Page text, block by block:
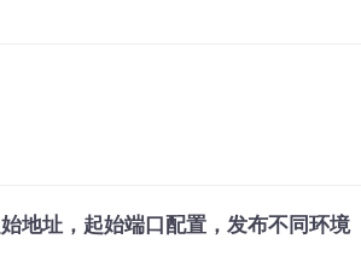
地址，起始端口配置，发布不同环境